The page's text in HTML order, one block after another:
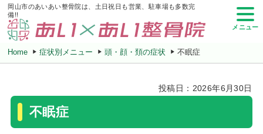
岡山市のあいあい整骨院は、土日祝日も営業、駐車場も多数完
備!!
メニュー
Home 症状別メニュー 頭・顔・頚の症状 不眠症
投稿日：2026年6月30日
不眠症